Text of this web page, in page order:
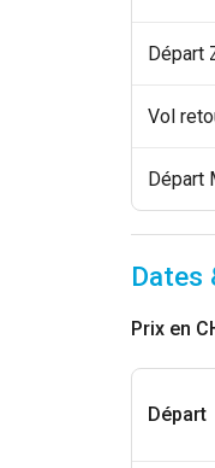
Départ
Vol
Départ
Dates
Prix en
Départ